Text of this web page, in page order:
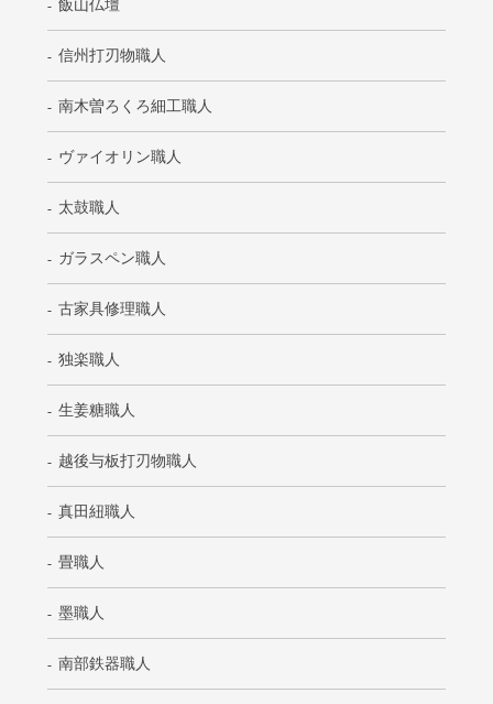
飯山仏壇
信州打刃物職人
南木曽ろくろ細工職人
ヴァイオリン職人
太鼓職人
ガラスペン職人
古家具修理職人
独楽職人
生姜糖職人
越後与板打刃物職人
真田紐職人
畳職人
墨職人
南部鉄器職人